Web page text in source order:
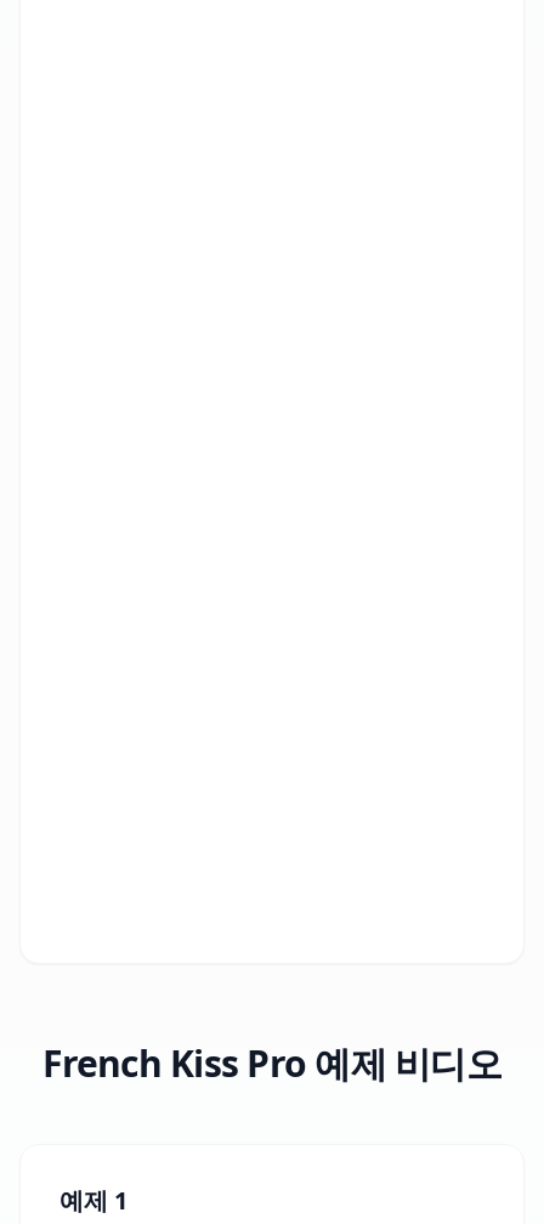
French Kiss Pro 예제 비디오
예제 1